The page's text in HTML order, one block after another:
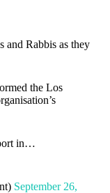
and Rabbis as they
the Los
in…
September 26,